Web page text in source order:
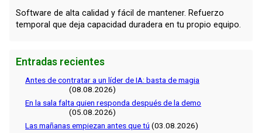
Software de alta calidad y fácil de mantener. Refuerzo
temporal que deja capacidad duradera en tu propio equipo.
Entradas recientes
Antes de contratar a un líder de IA: basta de magia
(08.08.2026)
En la sala falta quien responda después de la demo
(05.08.2026)
Las mañanas empiezan antes que tú (03.08.2026)